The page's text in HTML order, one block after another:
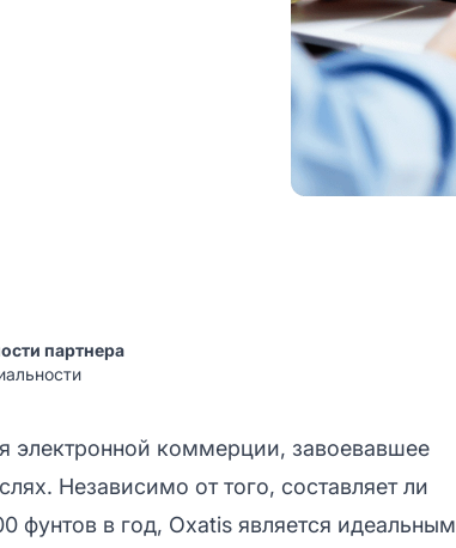
партнера
электронной коммерции, завоевавшее
Независимо от того, составляет ли
фунтов в год, Oxatis является идеальным